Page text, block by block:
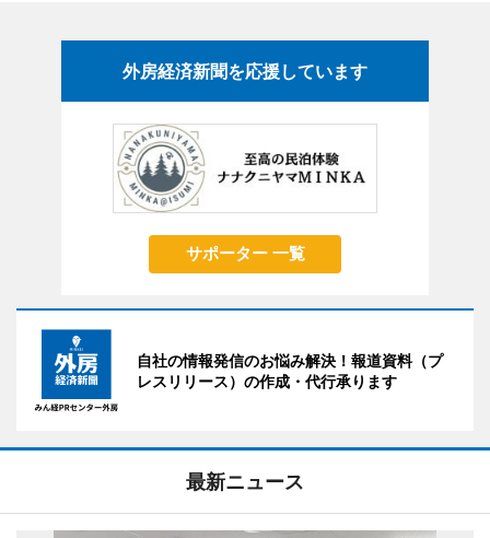
外房経済新聞を応援しています
サポーター 一覧
自社の情報発信のお悩み解決！報道資料（プ
レスリリース）の作成・代行承ります
最新ニュース